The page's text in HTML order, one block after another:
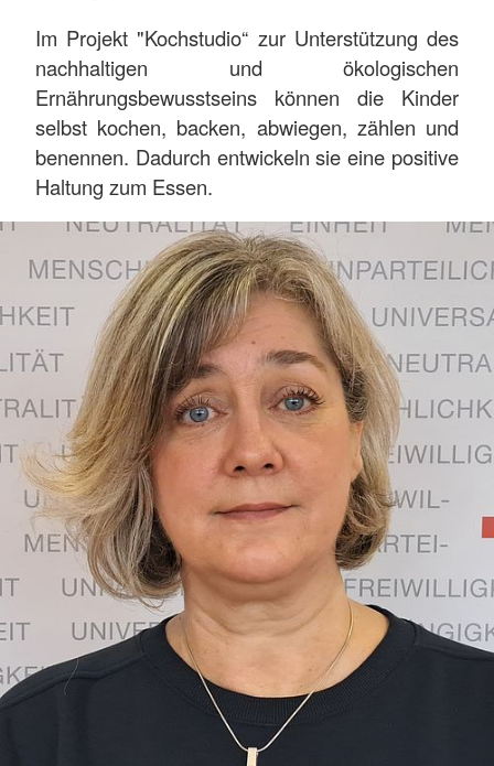
Im Projekt "Kochstudio“ zur Unterstützung des
nachhaltigen und ökologischen
Ernährungsbewusstseins können die Kinder
selbst kochen, backen, abwiegen, zählen und
benennen. Dadurch entwickeln sie eine positive
Haltung zum Essen.